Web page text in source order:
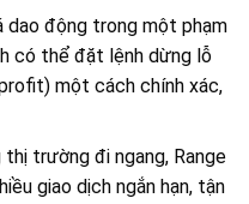
dao động trong một phạm
có thể đặt lệnh dừng lỗ
một cách chính xác,
trường đi ngang, Range
giao dịch ngắn hạn, tận